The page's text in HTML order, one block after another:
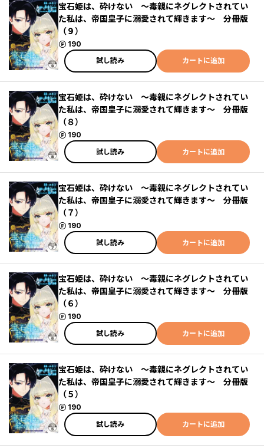
宝石姫は、砕けない ～毒親にネグレクトされてい
た私は、帝国皇子に溺愛されて輝きます～ 分冊版
（９）
190
ポイント
試し読み
カートに追加
宝石姫は、砕けない ～毒親にネグレクトされてい
た私は、帝国皇子に溺愛されて輝きます～ 分冊版
（８）
190
ポイント
試し読み
カートに追加
宝石姫は、砕けない ～毒親にネグレクトされてい
た私は、帝国皇子に溺愛されて輝きます～ 分冊版
（７）
190
ポイント
試し読み
カートに追加
宝石姫は、砕けない ～毒親にネグレクトされてい
た私は、帝国皇子に溺愛されて輝きます～ 分冊版
（６）
190
ポイント
試し読み
カートに追加
宝石姫は、砕けない ～毒親にネグレクトされてい
た私は、帝国皇子に溺愛されて輝きます～ 分冊版
（５）
190
ポイント
試し読み
カートに追加